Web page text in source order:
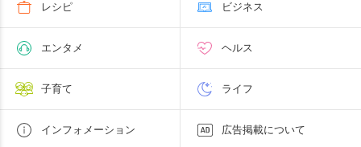
レシピ ビジネス
エンタメ ヘルス
子育て ライフ
インフォメーション 広告掲載について